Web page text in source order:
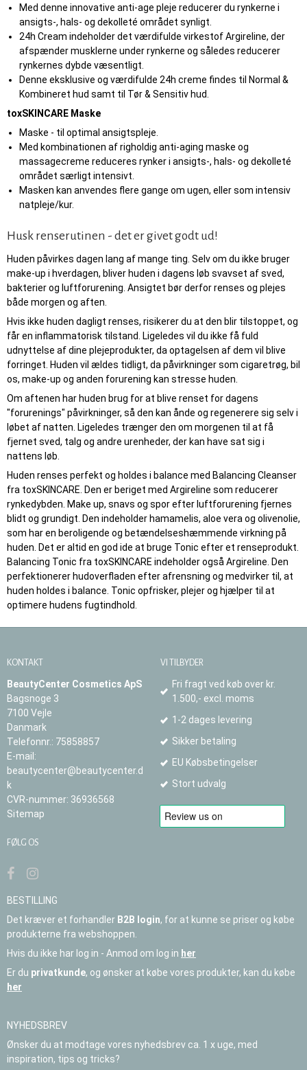
Med denne innovative anti-age pleje reducerer du rynkerne i
ansigts-, hals- og dekolleté området synligt.
24h Cream indeholder det værdifulde virkestof Argireline, der
afspænder musklerne under rynkerne og således reducerer
rynkernes dybde væsentligt.
Denne eksklusive og værdifulde 24h creme findes til Normal &
Kombineret hud samt til Tør & Sensitiv hud.
toxSKINCARE Maske
Maske - til optimal ansigtspleje.
Med kombinationen af righoldig anti-aging maske og
massagecreme reduceres rynker i ansigts-, hals- og dekolleté
området særligt intensivt.
Masken kan anvendes flere gange om ugen, eller som intensiv
natpleje/kur.
Husk renserutinen - det er givet godt ud!
Huden påvirkes dagen lang af mange ting. Selv om du ikke bruger
make-up i hverdagen, bliver huden i dagens løb svavset af sved,
bakterier og luftforurening. Ansigtet bør derfor renses og plejes
både morgen og aften.
Hvis ikke huden dagligt renses, risikerer du at den blir tilstoppet, og
får en inflammatorisk tilstand. Ligeledes vil du ikke få fuld
udnyttelse af dine plejeprodukter, da optagelsen af dem vil blive
forringet. Huden vil ældes tidligt, da påvirkninger som cigaretrøg, bil
os, make-up og anden forurening kan stresse huden.
Om aftenen har huden brug for at blive renset for dagens
"forurenings" påvirkninger, så den kan ånde og regenerere sig selv i
løbet af natten. Ligeledes trænger den om morgenen til at få
fjernet sved, talg og andre urenheder, der kan have sat sig i
nattens løb.
Huden renses perfekt og holdes i balance med Balancing Cleanser
fra toxSKINCARE. Den er beriget med Argireline som reducerer
rynkedybden. Make up, snavs og spor efter luftforurening fjernes
blidt og grundigt. Den indeholder hamamelis, aloe vera og olivenolie,
som har en beroligende og betændelseshæmmende virkning på
huden. Det er altid en god ide at bruge Tonic efter et renseprodukt.
Balancing Tonic fra toxSKINCARE indeholder også Argireline. Den
perfektionerer hudoverfladen efter afrensning og medvirker til, at
huden holdes i balance. Tonic opfrisker, plejer og hjælper til at
optimere hudens fugtindhold.
KONTAKT
BeautyCenter Cosmetics ApS
Bagsnoge 3
7100 Vejle
Danmark
Telefonnr.: 75858857
E-mail:
beautycenter@beautycenter.d
k
CVR-nummer: 36936568
Sitemap
FØLG OS
VI TILBYDER
Fri fragt ved køb over kr.
1.500,- excl. moms
1-2 dages levering
Sikker betaling
EU Købsbetingelser
Stort udvalg
BESTILLING
Det kræver et forhandler B2B login, for at kunne se priser og købe
produkterne fra webshoppen.
Hvis du ikke har log in - Anmod om log in her
Er du privatkunde, og ønsker at købe vores produkter, kan du købe
her
NYHEDSBREV
Ønsker du at modtage vores nyhedsbrev ca. 1 x uge, med
inspiration, tips og tricks?